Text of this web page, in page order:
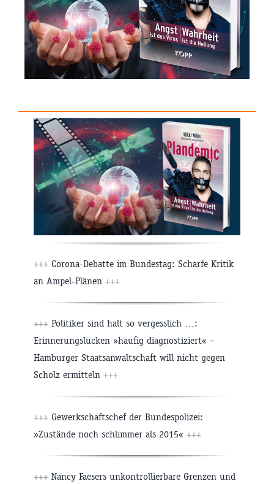
+++ Corona-Debatte im Bundestag: Scharfe Kritik
an Ampel-Plänen +++
+++ Politiker sind halt so vergesslich …:
Erinnerungslücken »häufig diagnostiziert« –
Hamburger Staatsanwaltschaft will nicht gegen
Scholz ermitteln +++
+++ Gewerkschaftschef der Bundespolizei:
»Zustände noch schlimmer als 2015« +++
+++ Nancy Faesers unkontrollierbare Grenzen und